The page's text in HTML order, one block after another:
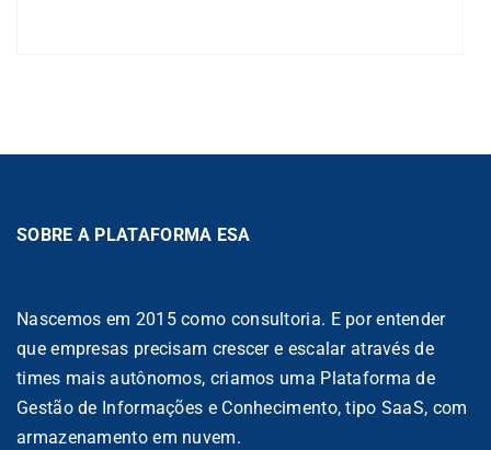
SOBRE A PLATAFORMA ESA
Nascemos em 2015 como consultoria. E por entender
que empresas precisam crescer e escalar através de
times mais autônomos, criamos uma Plataforma de
Gestão de Informações e Conhecimento, tipo SaaS, com
armazenamento em nuvem.